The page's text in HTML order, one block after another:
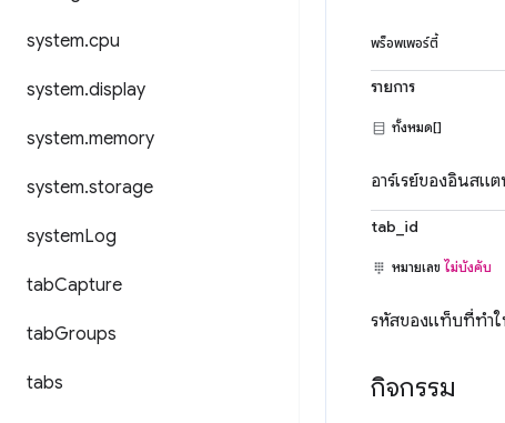
system.cpu
system.display
system.memory
system.storage
systemLog
tabCapture
tabGroups
tabs
พร็อพเพอร์ตี้
รายการ
ทั้งหมด[]
อาร์เรย์ของอินสแ
tab_id
หมายเลข ไม่บังคับ
รหัสของแท็บที่ทำใ
กิจกรรม